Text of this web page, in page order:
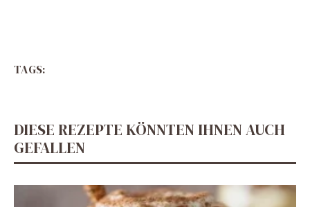
TAGS:
DIESE REZEPTE KÖNNTEN IHNEN AUCH
GEFALLEN